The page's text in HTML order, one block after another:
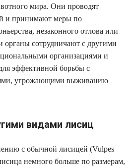
мира. Они проводят
и принимают меры по
незаконного отлова или
органы сотрудничают с другими
организациями и
эффективной борьбы с
угрожающими выживанию
видами лисиц
с обычной лисицей (Vulpes
немного больше по размерам,